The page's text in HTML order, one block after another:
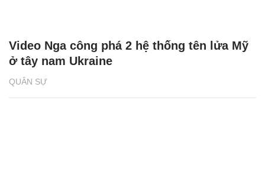
QUÂN SỰ
Video Nga công phá 2 hệ thống tên lửa Mỹ
ở tây nam Ukraine